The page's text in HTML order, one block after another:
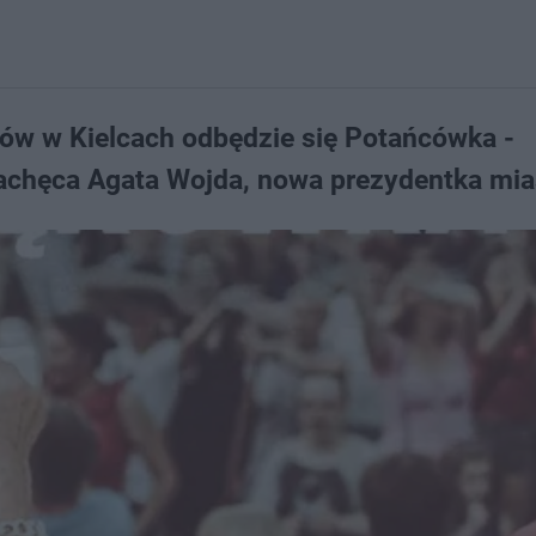
w Kielcach odbędzie się Potańcówka -
Agata Wojda, nowa prezydentka